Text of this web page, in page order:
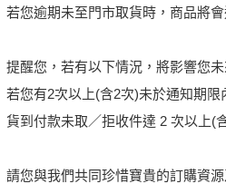
若您逾期未至門市取貨時，商品將
提醒您，若有以下情況，將影響您未
若您有2次以上(含2次)未於通知期
貨到付款未取／拒收件達 2 次以上(
請您與我們共同珍惜寶貴的訂購資